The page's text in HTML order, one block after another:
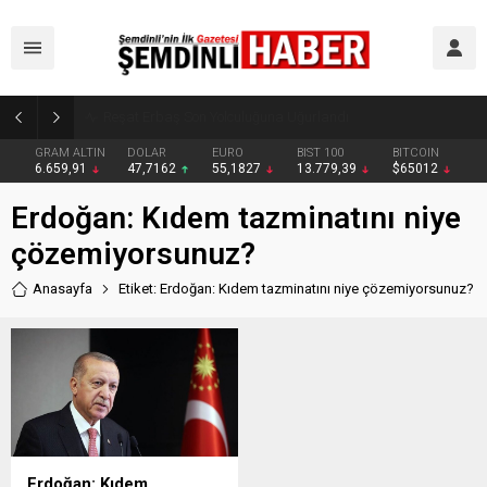
GRAM ALTIN
6.659,91
DOLAR
47,7162
EURO
55,1827
BIST 100
13.779,39
BITCOIN
$65012
Erdoğan: Kıdem tazminatını niye
çözemiyorsunuz?
Anasayfa Etiket: Erdoğan: Kıdem tazminatını niye çözemiyorsunuz?